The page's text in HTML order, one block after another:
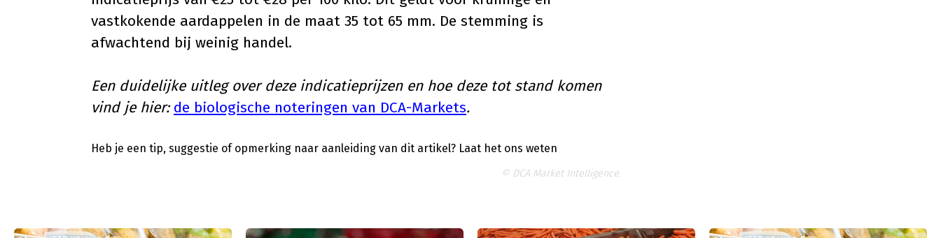
vastkokende aardappelen in de maat 35 tot 65 mm. De stemming is
afwachtend bij weinig handel.
Een duidelijke uitleg over deze indicatieprijzen en hoe deze tot stand komen
vind je hier:de biologische noteringen van DCA-Markets.
Heb je een tip, suggestie of opmerking naar aanleiding van dit artikel? Laat het ons weten
© DCA Market Intelligence.